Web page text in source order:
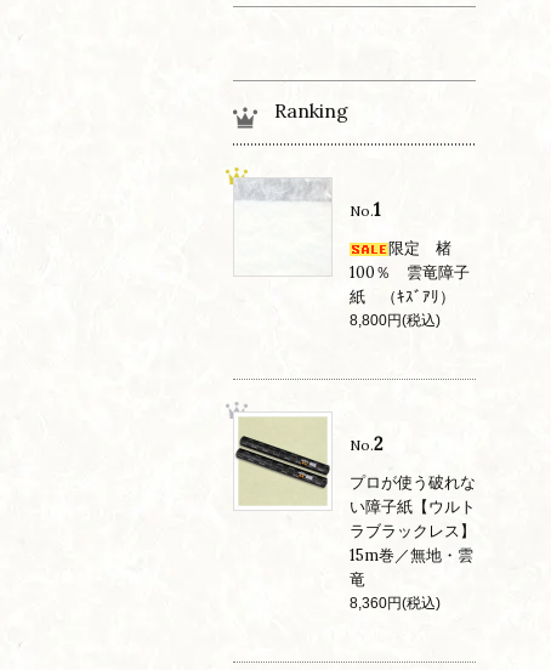
Ranking
No.1
限定 楮
100％ 雲竜障子
紙 （ｷｽﾞｱﾘ）
8,800円(税込)
No.2
プロが使う破れな
い障子紙【ウルト
ラブラックレス】
15m巻／無地・雲
竜
8,360円(税込)